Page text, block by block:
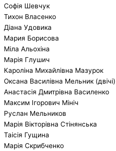
Софія Шевчук
Тихон Власенко
Діана Удовика
Мария Борисова
Міла Альохіна
Марія Глушич
Кароліна Михайлівна Мазурок
Оксана Василівна Мельник (двічі)
Анастасія Дмитрівна Василенко
Максим Ігорович Мініч
Руслан Мельников
Марія Вікторівна Стінянська
Таісія Гущина
Марія Скрибченко